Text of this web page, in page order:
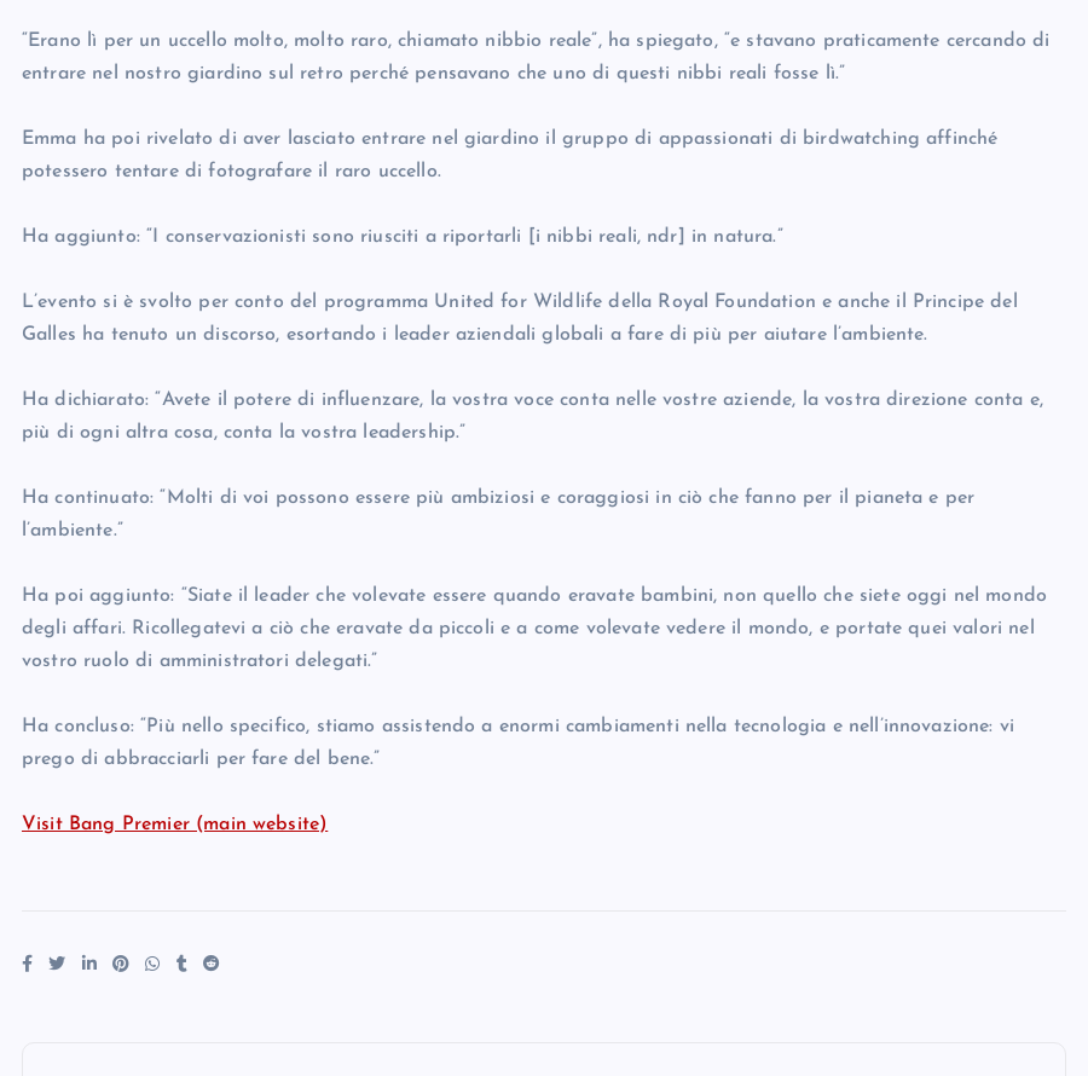
“Erano lì per un uccello molto, molto raro, chiamato nibbio reale”, ha spiegato, “e stavano praticamente cercando di
entrare nel nostro giardino sul retro perché pensavano che uno di questi nibbi reali fosse lì.”
Emma ha poi rivelato di aver lasciato entrare nel giardino il gruppo di appassionati di birdwatching affinché
potessero tentare di fotografare il raro uccello.
Ha aggiunto: “I conservazionisti sono riusciti a riportarli [i nibbi reali, ndr] in natura.”
L’evento si è svolto per conto del programma United for Wildlife della Royal Foundation e anche il Principe del
Galles ha tenuto un discorso, esortando i leader aziendali globali a fare di più per aiutare l’ambiente.
Ha dichiarato: “Avete il potere di influenzare, la vostra voce conta nelle vostre aziende, la vostra direzione conta e,
più di ogni altra cosa, conta la vostra leadership.”
Ha continuato: “Molti di voi possono essere più ambiziosi e coraggiosi in ciò che fanno per il pianeta e per
l’ambiente.”
Ha poi aggiunto: “Siate il leader che volevate essere quando eravate bambini, non quello che siete oggi nel mondo
degli affari. Ricollegatevi a ciò che eravate da piccoli e a come volevate vedere il mondo, e portate quei valori nel
vostro ruolo di amministratori delegati.”
Ha concluso: “Più nello specifico, stiamo assistendo a enormi cambiamenti nella tecnologia e nell’innovazione: vi
prego di abbracciarli per fare del bene.”
Visit Bang Premier (main website)